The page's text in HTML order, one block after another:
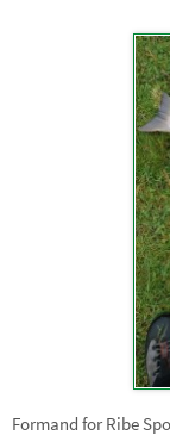
Formand for Ribe